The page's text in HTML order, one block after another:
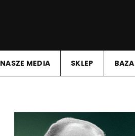
NASZE MEDIA SKLEP